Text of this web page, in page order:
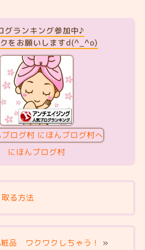
グランキング参加中♪
をお願いしますd(^_^o)
にほんブログ村
る方法
品 ワクワクしちゃう！ »